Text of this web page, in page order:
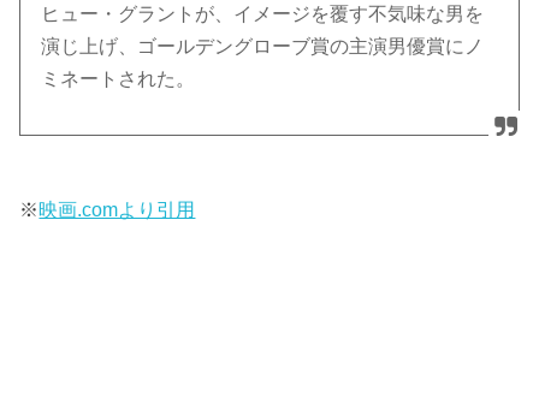
ヒュー・グラントが、イメージを覆す不気味な男を
演じ上げ、ゴールデングローブ賞の主演男優賞にノ
ミネートされた。
※映画.comより引用